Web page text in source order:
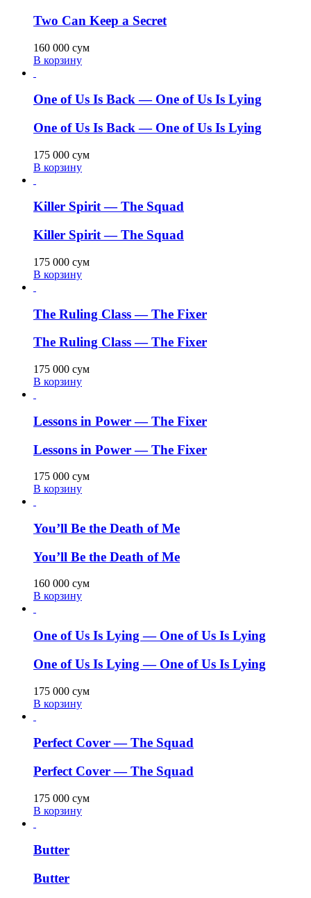
Two Can Keep a Secret
160 000 сум
В корзину
One of Us Is Back — One of Us Is Lying
One of Us Is Back — One of Us Is Lying
175 000 сум
В корзину
Killer Spirit — The Squad
Killer Spirit — The Squad
175 000 сум
В корзину
The Ruling Class — The Fixer
The Ruling Class — The Fixer
175 000 сум
В корзину
Lessons in Power — The Fixer
Lessons in Power — The Fixer
175 000 сум
В корзину
You’ll Be the Death of Me
You’ll Be the Death of Me
160 000 сум
В корзину
One of Us Is Lying — One of Us Is Lying
One of Us Is Lying — One of Us Is Lying
175 000 сум
В корзину
Perfect Cover — The Squad
Perfect Cover — The Squad
175 000 сум
В корзину
Butter
Butter